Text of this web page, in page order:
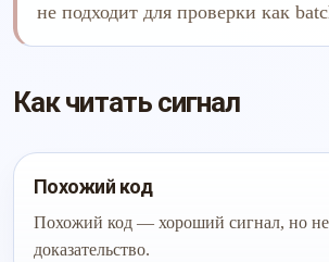
не подходит для проверки как
Как читать сигнал
Похожий код
Похожий код — хороший сигнал, но не
доказательство.